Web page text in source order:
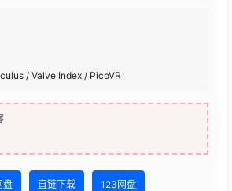
/ Valve Index / PicoVR
盘 直链下载 123网盘